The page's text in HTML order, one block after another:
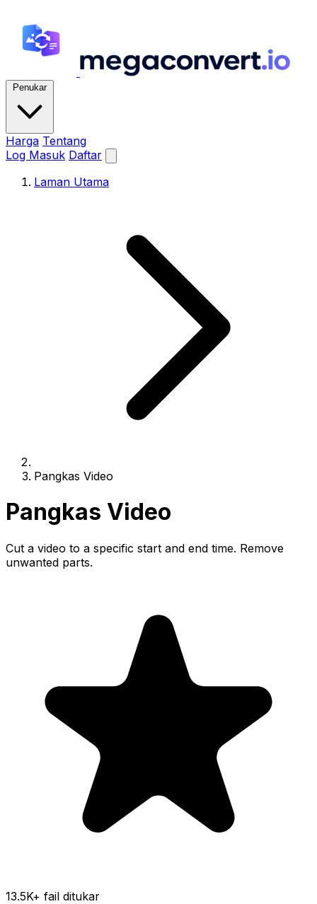
Penukar
Harga Tentang
Log Masuk Daftar
Laman Utama
Pangkas Video
Pangkas Video
Cut a video to a specific start and end time. Remove
unwanted parts.
13.5K+ fail ditukar